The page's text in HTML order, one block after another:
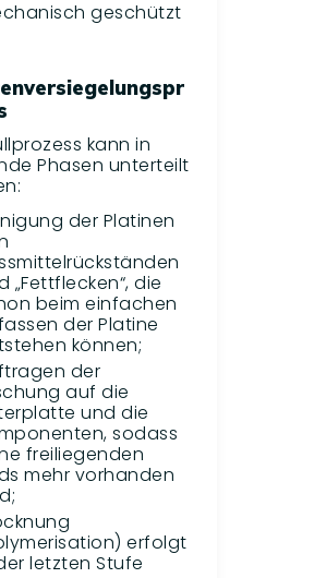
geschützt
kann in
Phasen unterteilt
der Platinen
„Fettflecken“, die
beim einfachen
der Platine
können;
der
auf die
und die
sodass
freiliegenden
mehr vorhanden
erfolgt
letzten Stufe